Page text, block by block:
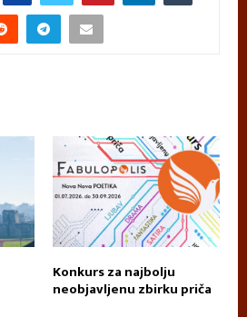
Konkurs za najbolju
neobjavljenu zbirku priča